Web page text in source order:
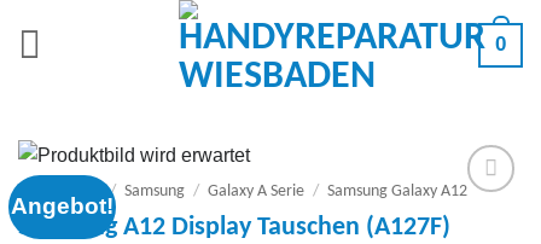
0
Angebot!
/ Samsung / Galaxy A Serie / Samsung Galaxy A12
Samsung A12 Display Tauschen (A127F)